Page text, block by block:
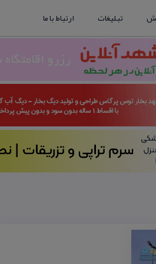
تبلیغات ارتباط با ما